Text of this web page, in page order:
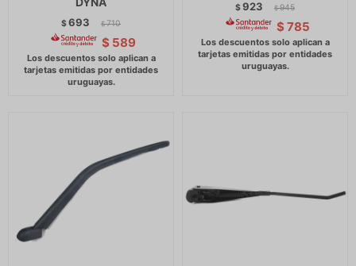
$693 $ 710
$ 589
$923 $ 945
$ 785